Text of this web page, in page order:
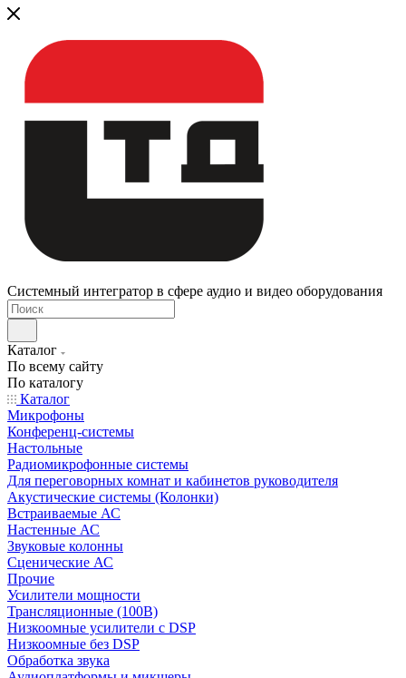
Системный интегратор в сфере аудио и видео оборудования
Каталог
По всему сайту
По каталогу
Каталог
Микрофоны
Конференц-системы
Настольные
Радиомикрофонные системы
Для переговорных комнат и кабинетов руководителя
Акустические системы (Колонки)
Встраиваемые АС
Настенные АС
Звуковые колонны
Сценические АС
Прочие
Усилители мощности
Трансляционные (100В)
Низкоомные усилители с DSP
Низкоомные без DSP
Обработка звука